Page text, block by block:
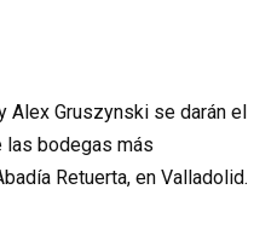
Alex Gruszynski se darán el
las bodegas más
Retuerta, en Valladolid.